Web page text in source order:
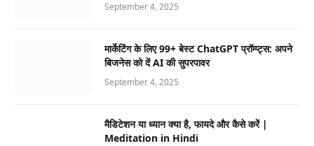
September 4, 2025
मार्केटिंग के लिए 99+ बेस्ट ChatGPT प्रॉम्प्ट्स: अपने
बिजनेस को दें AI की सुपरपावर
September 4, 2025
मैडिटेशन या ध्यान क्या है, फायदे और कैसे करें |
Meditation in Hindi